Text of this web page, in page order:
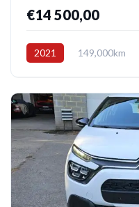
€14 500,00
2021 149,000km